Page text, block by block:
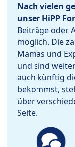
Nach vielen
unser HiPP
Beiträge oder
möglich. Die
Mamas und
und sind
auch künftig
bekommst,
über
Seite.